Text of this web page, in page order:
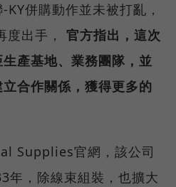
併購動作並未被打亂，
度出手， 官方指出，這次
產基地、業務團隊，並
合作關係，獲得更多的
Supplies官網，該公司
年，除線束組裝，也擴大